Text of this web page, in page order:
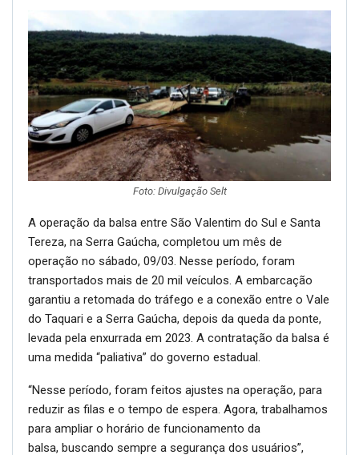
Foto: Divulgação Selt
A operação da balsa entre São Valentim do Sul e Santa
Tereza, na Serra Gaúcha, completou um mês de
operação no sábado, 09/03. Nesse período, foram
transportados mais de 20 mil veículos. A embarcação
garantiu a retomada do tráfego e a conexão entre o Vale
do Taquari e a Serra Gaúcha, depois da queda da ponte,
levada pela enxurrada em 2023. A contratação da balsa é
uma medida “paliativa” do governo estadual.
“Nesse período, foram feitos ajustes na operação, para
reduzir as filas e o tempo de espera. Agora, trabalhamos
para ampliar o horário de funcionamento da
balsa, buscando sempre a segurança dos usuários”,